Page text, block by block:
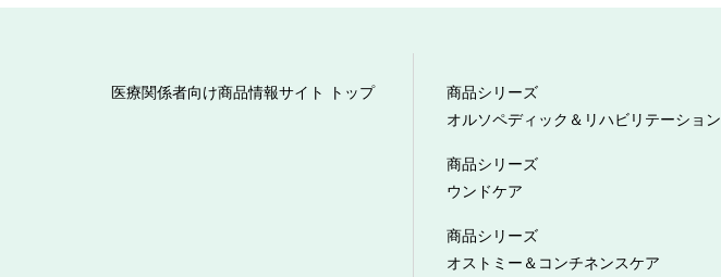
医療関係者向け商品情報サイト トップ
商品シリーズ
オルソペディック＆リハビリテーション
商品シリーズ
ウンドケア
商品シリーズ
オストミー＆コンチネンスケア